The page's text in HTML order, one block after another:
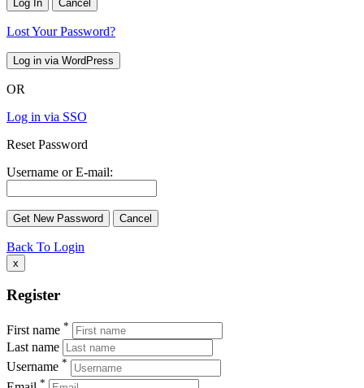
Lost Your Password?
OR
Log in via SSO
Reset Password
Username or E-mail:
Back To Login
x
Register
First name *
Last name
Username *
*